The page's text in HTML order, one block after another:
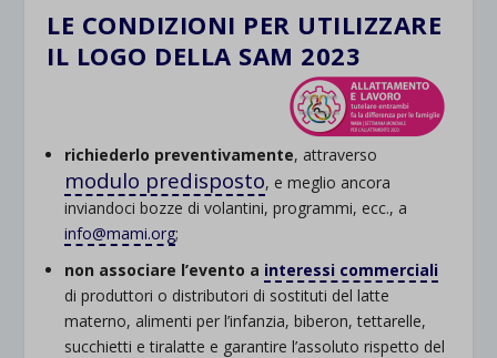
LE CONDIZIONI PER UTILIZZARE
IL LOGO DELLA SAM 2023
richiederlo preventivamente, attraverso
modulo predisposto, e meglio ancora
inviandoci bozze di volantini, programmi, ecc., a
info@mami.org;
non associare l’evento a interessi commerciali
di produttori o distributori di sostituti del latte
materno, alimenti per l’infanzia, biberon, tettarelle,
succhietti e tiralatte e garantire l’assoluto rispetto del